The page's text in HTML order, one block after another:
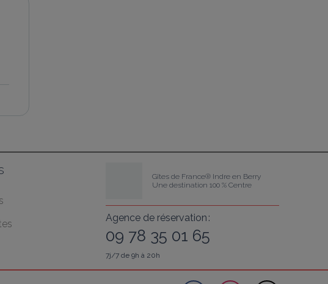
Gîtes de France® Indre en Berry
Une destination 100 % Centre
Agence de réservation :
09 78 35 01 65
7j/7 de 9h à 20h